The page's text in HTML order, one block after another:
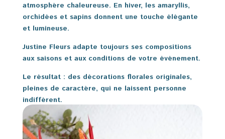
atmosphère chaleureuse. En hiver, les amaryllis,
orchidées et sapins donnent une touche élégante
et lumineuse.
Justine Fleurs adapte toujours ses compositions
aux saisons et aux conditions de votre événement.
Le résultat : des décorations florales originales,
pleines de caractère, qui ne laissent personne
indifférent.